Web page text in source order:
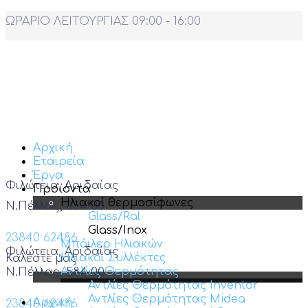
ΩΡΑΡΙΟ ΛΕΙΤΟΥΡΓΙΑΣ 09:00 - 16:00
Φιλώτεια, Αριδαίας
Ν.Πέλλας, 584 00
23840 62486
Καλέστε μας
Αρχική
Εταιρεία
Έργα
Προϊόντα
Ηλιακοί θερμοσίφωνες
Glass/Ral
Glass/Inox
Μπόιλερ Ηλιακών
Ηλιακοί Συλλέκτες
Αντλίες Θερμότητας
Αντλίες Θερμότητας Inventor
Αντλίες Θερμότητας Midea
Φιλώτεια, Αριδαίας
Ν.Πέλλας, 584 00
23840 62486
Αρχική